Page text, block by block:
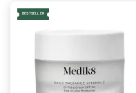
BESTSELLER